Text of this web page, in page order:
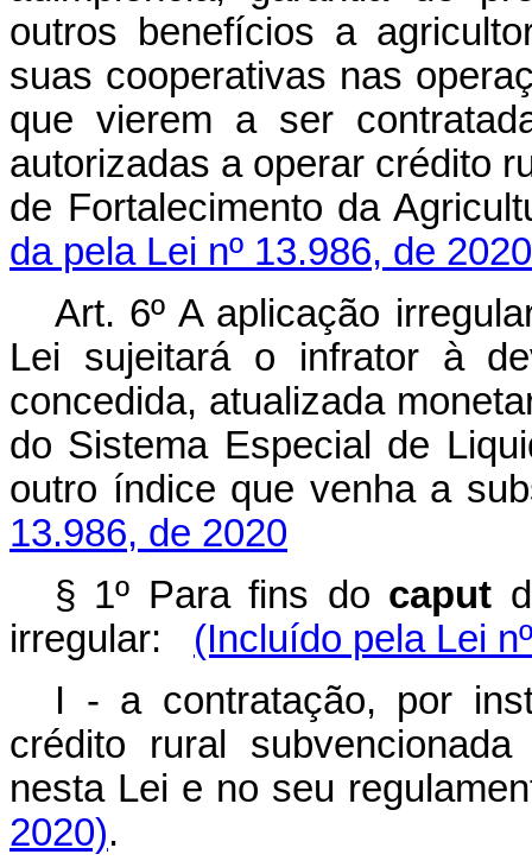
outros benefícios a
suas cooperativas nas
que vierem a ser
autorizadas a operar crédito
de Fortalecimento da
da pela Lei nº 13.986, de 2020
Art. 6º A aplicação
Lei sujeitará o infrator à
concedida, atualizada
do Sistema Especial de
outro índice que venha a
13.986, de 2020
§ 1º Para fins do caput
irregular:
(Incluído pela Lei
I - a contratação, por
crédito rural
nesta Lei e no seu
2020).